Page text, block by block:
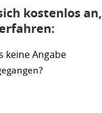
kostenlos
keine Angabe